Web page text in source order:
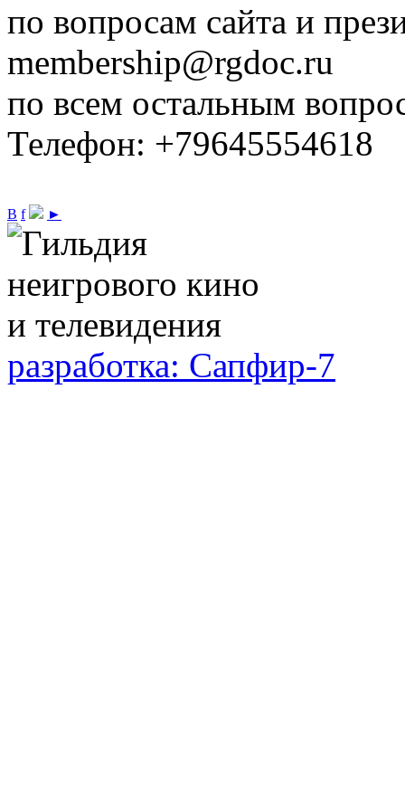
по вопросам сайта и
membership@rgdoc.ru
по всем остальным
Телефон: +79645554618
В f ►
разработка: Сапфир-7